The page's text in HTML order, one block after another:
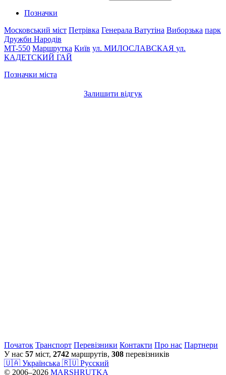
Позначки
Московський міст Петрівка Генерала Ватутіна Виборзька парк
Дружби Народів
MT-550 Маршрутка Київ ул. МИЛОСЛАВСКАЯ ул.
КАДЕТСКИЙ ГАЙ
Позначки міста
Залишити відгук
Початок Транспорт Перевiзники Контакти Про нас Партнери
У нас 57 міст, 2742 маршрутів, 308 перевізників
🇺🇦 Українська 🇷🇺 Русский
© 2006–2026 MARSHRUTKA